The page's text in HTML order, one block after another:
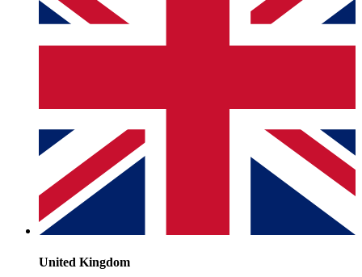
United Kingdom